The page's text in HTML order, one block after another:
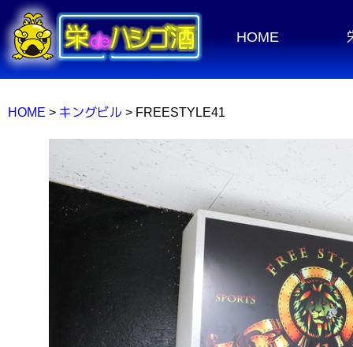
HOME
HOME > キングビル > FREESTYLE41